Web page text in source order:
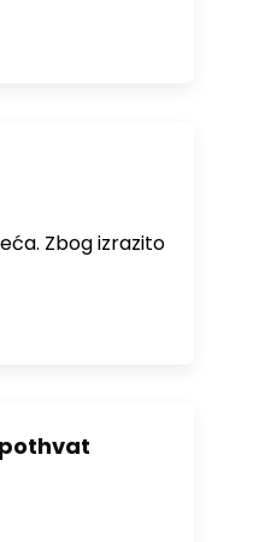
Zbog izrazito